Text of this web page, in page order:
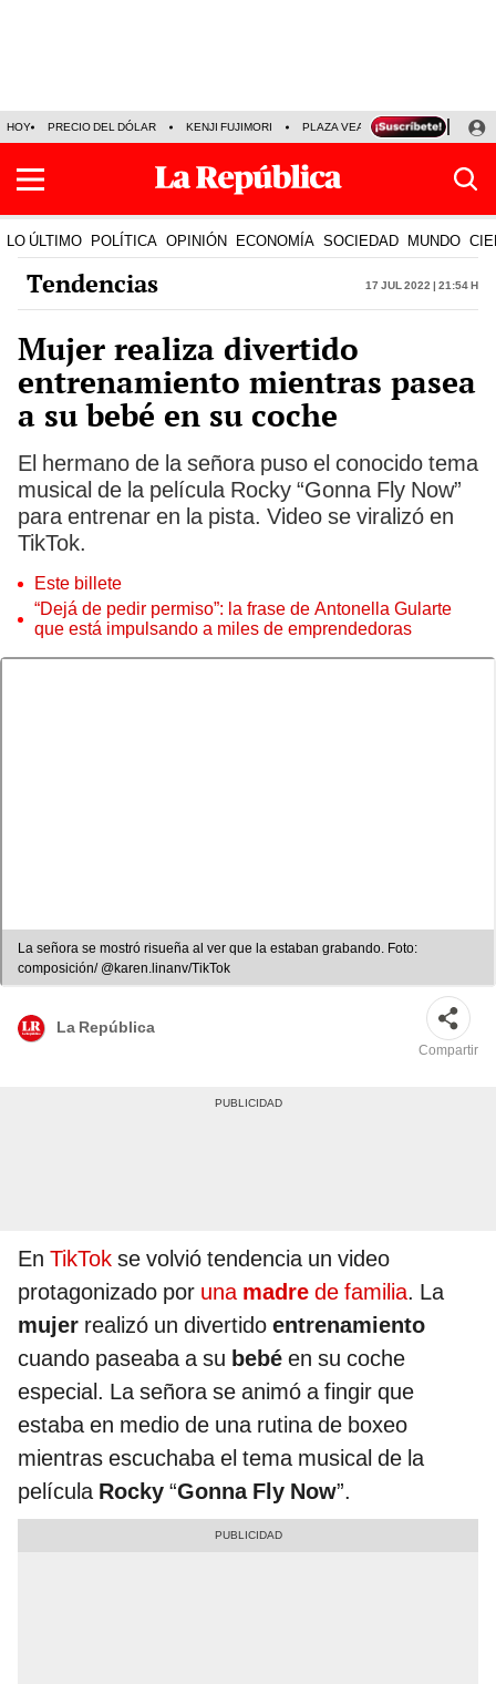
HOY PRECIO DEL DÓLAR KENJI FUJIMORI PLAZA VEA FERIADOS
LO ÚLTIMO POLÍTICA OPINIÓN ECONOMÍA SOCIEDAD MUNDO
Tendencias 17 Jul 2022 | 21:54 h
Mujer realiza divertido
entrenamiento mientras pasea
a su bebé en su coche
El hermano de la señora puso el conocido tema
musical de la película Rocky “Gonna Fly Now”
para entrenar en la pista. Video se viralizó en
TikTok.
Este billete
“Dejá de pedir permiso”: la frase de Antonella Gularte
que está impulsando a miles de emprendedoras
La señora se mostró risueña al ver que la estaban grabando. Foto:
composición/ @karen.linanv/TikTok
La República
Compartir
En TikTok se volvió tendencia un video
protagonizado por una madre de familia. La
mujer realizó un divertido entrenamiento
cuando paseaba a su bebé en su coche
especial. La señora se animó a fingir que
estaba en medio de una rutina de boxeo
mientras escuchaba el tema musical de la
película Rocky “Gonna Fly Now”.